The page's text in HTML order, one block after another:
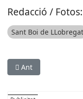
Redacció /
Sant Boi de LLobregat
Article anterior:
Ant